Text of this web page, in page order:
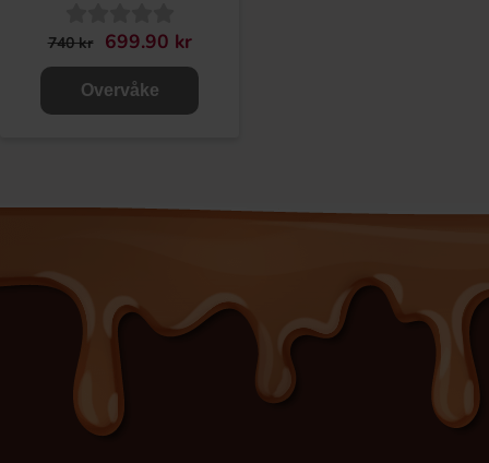
740 kr 699.90 kr
Overvåke